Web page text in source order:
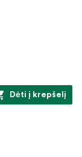
Dėti į krepšelį